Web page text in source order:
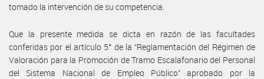
tomado la intervención de su competencia.
Que la presente medida se dicta en razón de las facultades
conferidas por el artículo 5° de la “Reglamentación del Régimen de
Valoración para la Promoción de Tramo Escalafonario del Personal
del Sistema Nacional de Empleo Público” aprobado por la